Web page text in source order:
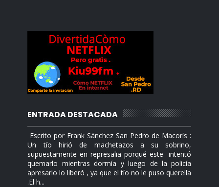
ENTRADA DESTACADA
Escrito por Frank Sánchez San Pedro de Macorís :
Un tío hirió de machetazos a su sobrino,
supuestamente en represalia porqué este intentó
quemarlo mientras dormía y luego de la policía
apresarlo lo liberó , ya que el tío no le puso querella
.El h...